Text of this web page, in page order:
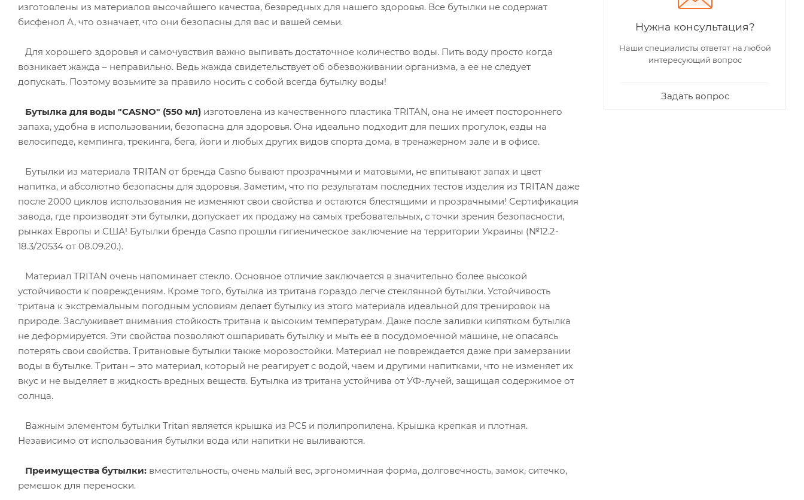
изготовлены из материалов высочайшего качества, безвредных для нашего здоровья. Все бутылки не содержат
бисфенол А, что означает, что они безопасны для вас и вашей семьи.
Для хорошего здоровья и самочувствия важно выпивать достаточное количество воды. Пить воду просто когда
возникает жажда – неправильно. Ведь жажда свидетельствует об обезвоживании организма, а ее не следует
допускать. Поэтому возьмите за правило носить с собой всегда бутылку воды!
Бутылка для воды "CASNO" (550 мл) изготовлена из качественного пластика TRITAN, она не имеет постороннего
запаха, удобна в использовании, безопасна для здоровья. Она идеально подходит для пеших прогулок, езды на
велосипеде, кемпинга, трекинга, бега, йоги и любых других видов спорта дома, в тренажерном зале и в офисе.
Бутылки из материала TRITAN от бренда Casno бывают прозрачными и матовыми, не впитывают запах и цвет
напитка, и абсолютно безопасны для здоровья. Заметим, что по результатам последних тестов изделия из TRITAN даже
после 2000 циклов использования не изменяют свои свойства и остаются блестящими и прозрачными! Сертификация
завода, где производят эти бутылки, допускает их продажу на самых требовательных, с точки зрения безопасности,
рынках Европы и США! Бутылки бренда Casno прошли гигиеническое заключение на территории Украины (№12.2-
18.3/20534 от 08.09.20.).
Материал TRITAN очень напоминает стекло. Основное отличие заключается в значительно более высокой
устойчивости к повреждениям. Кроме того, бутылка из тритана гораздо легче стеклянной бутылки. Устойчивость
тритана к экстремальным погодным условиям делает бутылку из этого материала идеальной для тренировок на
природе. Заслуживает внимания стойкость тритана к высоким температурам. Даже после заливки кипятком бутылка
не деформируется. Эти свойства позволяют ошпаривать бутылку и мыть ее в посудомоечной машине, не опасаясь
потерять свои свойства. Тритановые бутылки также морозостойки. Материал не повреждается даже при замерзании
воды в бутылке. Тритан – это материал, который не реагирует с водой, чаем и другими напитками, что не изменяет их
вкус и не выделяет в жидкость вредных веществ. Бутылка из тритана устойчива от УФ-лучей, защищая содержимое от
солнца.
Важным элементом бутылки Tritan является крышка из PC5 и полипропилена. Крышка крепкая и плотная.
Независимо от использования бутылки вода или напитки не выливаются.
Преимущества бутылки: вместительность, очень малый вес, эргономичная форма, долговечность, замок, ситечко,
ремешок для переноски.
Нужна консультация?
Наши специалисты ответят на любой
интересующий вопрос
Задать вопрос